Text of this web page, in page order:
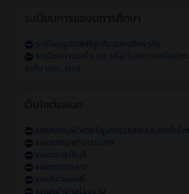
ระเบียบรูปถ่ายที่ถูกต้องของวิทยาลัย
ระเบียบการขอใบ รบ. หรือ ใบประกาศนียบั
ระดับ ปวช., ปวส.
แผนกคอมพิวเตอร์ธุรกิจ(COM) และเทคโนโ
แผนกภาษาต่างประเทศ
แผนกการบัญชี
แผนกการตลาด
แผนกช่างยนต์
แผนกช่างกลโรงงาน